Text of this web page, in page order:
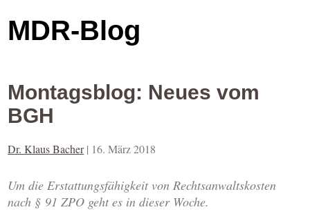
MDR-Blog
Montagsblog: Neues vom
BGH
Dr. Klaus Bacher | 16. März 2018
Um die Erstattungsfähigkeit von Rechtsanwaltskosten
nach § 91 ZPO geht es in dieser Woche.